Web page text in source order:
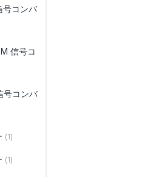
号コンバ
信号コ
号コンバ
(1)
(1)